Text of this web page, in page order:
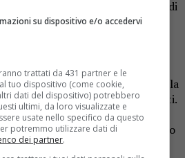
sul giornale La Provincia di
cari defunti
La Provincia di Biella.it in edicola
saluto ai nostri cari defunti.
sulgiornale La Provincia di
informazioni chiamare il numero
su dispositivo e/o accedervi
trattati da 431 partner e le
tuo dispositivo (come cookie,
dati del dispositivo) potrebbero
ultimi, da loro visualizzate e
usate nello specifico da questo
potremmo utilizzare dati di
dei partner.